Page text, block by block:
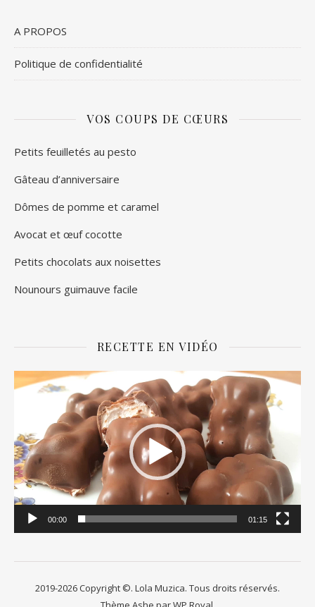
A PROPOS
Politique de confidentialité
VOS COUPS DE CŒURS
Petits feuilletés au pesto
Gâteau d’anniversaire
Dômes de pomme et caramel
Avocat et œuf cocotte
Petits chocolats aux noisettes
Nounours guimauve facile
RECETTE EN VIDÉO
Lecteur
vidéo
00:00 01:15
2019-2026 Copyright ©. Lola Muzica. Tous droits réservés.